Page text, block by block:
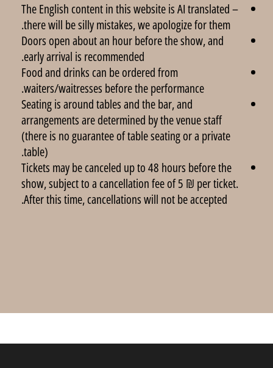
The English content in this website is AI translated –
there will be silly mistakes, we apologize for them.
Doors open about an hour before the show, and
early arrival is recommended.
Food and drinks can be ordered from
waiters/waitresses before the performance.
Seating is around tables and the bar, and
arrangements are determined by the venue staff
(there is no guarantee of table seating or a private
table).
Tickets may be canceled up to 48 hours before the
show, subject to a cancellation fee of 5 ₪ per ticket.
After this time, cancellations will not be accepted.